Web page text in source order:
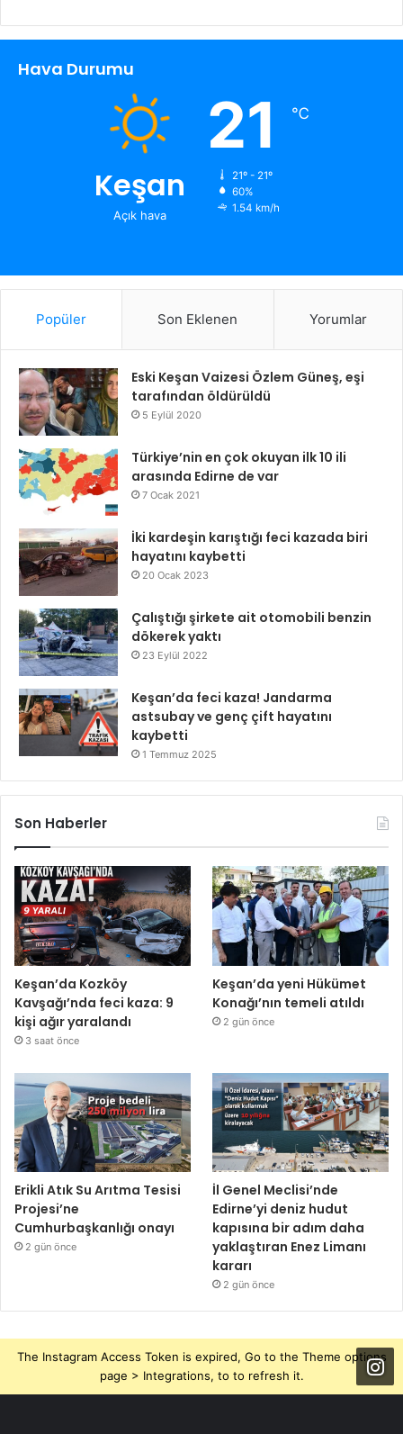
Hava Durumu
Keşan
Açık hava
21 ℃
21º - 21º
60%
1.54 km/h
Popüler Son Eklenen Yorumlar
Eski Keşan Vaizesi Özlem Güneş, eşi
tarafından öldürüldü
5 Eylül 2020
Türkiye’nin en çok okuyan ilk 10 ili
arasında Edirne de var
7 Ocak 2021
İki kardeşin karıştığı feci kazada biri
hayatını kaybetti
20 Ocak 2023
Çalıştığı şirkete ait otomobili benzin
dökerek yaktı
23 Eylül 2022
Keşan’da feci kaza! Jandarma
astsubay ve genç çift hayatını
kaybetti
1 Temmuz 2025
Son Haberler
Keşan’da Kozköy
Kavşağı’nda feci kaza: 9
kişi ağır yaralandı
3 saat önce
Keşan’da yeni Hükümet
Konağı’nın temeli atıldı
2 gün önce
Erikli Atık Su Arıtma Tesisi
Projesi’ne
Cumhurbaşkanlığı onayı
2 gün önce
İl Genel Meclisi’nde
Edirne’yi deniz hudut
kapısına bir adım daha
yaklaştıran Enez Limanı
kararı
2 gün önce
The Instagram Access Token is expired, Go to the Theme options
page > Integrations, to to refresh it.